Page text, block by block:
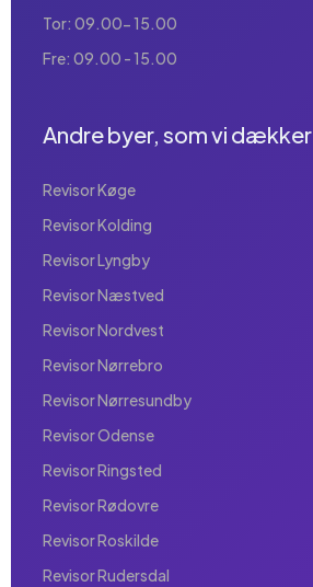
Tor: 09.00- 15.00
Fre: 09.00 - 15.00
Andre byer, som vi dækker
Revisor Køge
Revisor Kolding
Revisor Lyngby
Revisor Næstved
Revisor Nordvest
Revisor Nørrebro
Revisor Nørresundby
Revisor Odense
Revisor Ringsted
Revisor Rødovre
Revisor Roskilde
Revisor Rudersdal